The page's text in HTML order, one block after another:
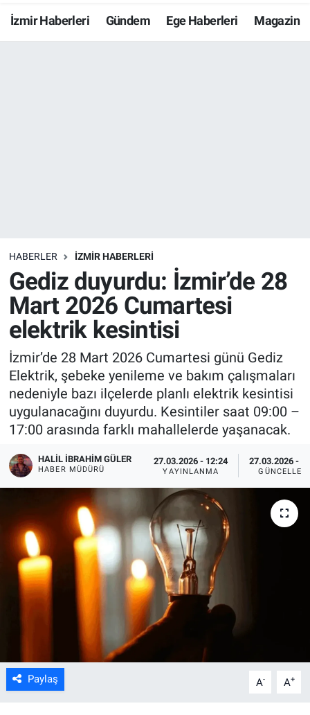
İzmir Haberleri Gündem Ege Haberleri Magazin
HABERLER İZMİR HABERLERİ
Gediz duyurdu: İzmir’de 28
Mart 2026 Cumartesi
elektrik kesintisi
İzmir’de 28 Mart 2026 Cumartesi günü Gediz
Elektrik, şebeke yenileme ve bakım çalışmaları
nedeniyle bazı ilçelerde planlı elektrik kesintisi
uygulanacağını duyurdu. Kesintiler saat 09:00 –
17:00 arasında farklı mahallelerde yaşanacak.
HALIL İBRAHIM GÜLER
HABER MÜDÜRÜ
27.03.2026 - 12:24
YAYINLANMA
27.03.2026 -
Paylaş A- A+
Resmi İlanlar